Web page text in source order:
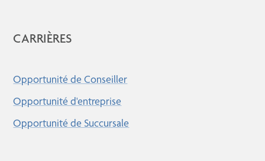
CARRIÈRES
Opportunité de Conseiller
Opportunité d'entreprise
Opportunité de Succursale